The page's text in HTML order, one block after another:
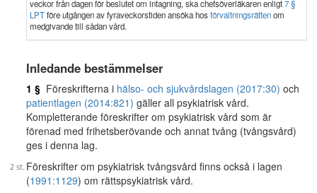
veckor från dagen för beslutet om intagning, ska chefsöverläkaren enligt7 §
LPTföre utgången av fyraveckorstiden ansöka hosförvaltningsrättenom
medgivande till sådan vård.
Inledande bestämmelser
1 § Föreskrifterna i hälso- och sjukvårdslagen (2017:30) och
patientlagen (2014:821) gäller all psykiatrisk vård.
Kompletterande föreskrifter om psykiatrisk vård som är
förenad med frihetsberövande och annat tvång (tvångsvård)
ges i denna lag.
Föreskrifter om psykiatrisk tvångsvård finns också i lagen
(1991:1129) om rättspsykiatrisk vård.